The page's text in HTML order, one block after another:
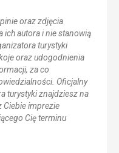
oraz zdjęcia
ich autora i nie stanowią
turystyki
oraz udogodnienia
za co
Oficjalny
turystyki znajdziesz na
Ciebie imprezie
Cię terminu